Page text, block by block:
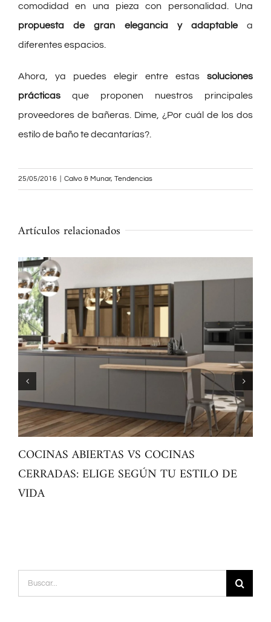
comodidad en una pieza con personalidad. Una
propuesta de gran elegancia y adaptablea
diferentes espacios.
Ahora, ya puedes elegir entre estas soluciones
prácticas que proponen nuestros principales
proveedores de bañeras. Dime, ¿Por cuál de los dos
estilo de baño te decantarías?.
25/05/2016 Calvo & Munar, Tendencias
Artículos relacionados
COCINAS ABIERTAS VS COCINAS
CERRADAS: ELIGE SEGÚN TU ESTILO DE
VIDA
Buscar: